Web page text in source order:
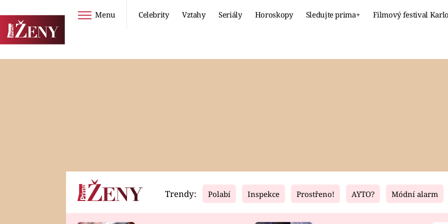
Menu Celebrity Vztahy Seriály Horoskopy Sledujte prima+ Filmový festival
Horoskopy Video Fresh Living
Trendy: Polabí Inspekce Prostřeno! AYTO? Módní alarm